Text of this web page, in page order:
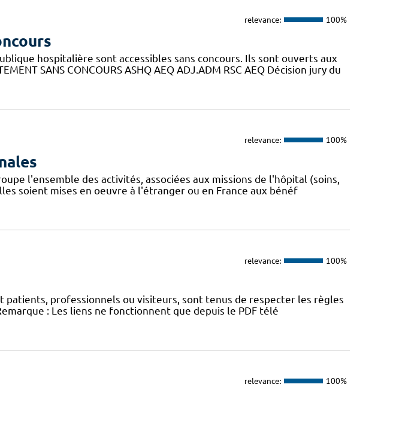
relevance: 100%
hospitalière sont accessibles sans concours. Ils sont ouverts aux
SANS CONCOURS ASHQ AEQ ADJ.ADM RSC AEQ Décision jury du
relevance: 100%
l'ensemble des activités, associées aux missions de l'hôpital (soins,
soient mises en oeuvre à l'étranger ou en France aux bénéf
relevance: 100%
patients, professionnels ou visiteurs, sont tenus de respecter les règles
: Les liens ne fonctionnent que depuis le PDF télé
relevance: 100%